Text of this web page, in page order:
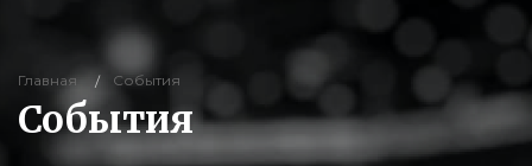
Главная События
События